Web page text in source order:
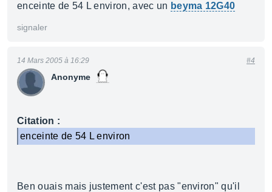
enceinte de 54 L environ, avec un beyma 12G40
signaler
Anonyme
14 Mars 2005 à 16:29 #4
Citation :
enceinte de 54 L environ
Ben ouais mais justement c'est pas "environ" qu'il